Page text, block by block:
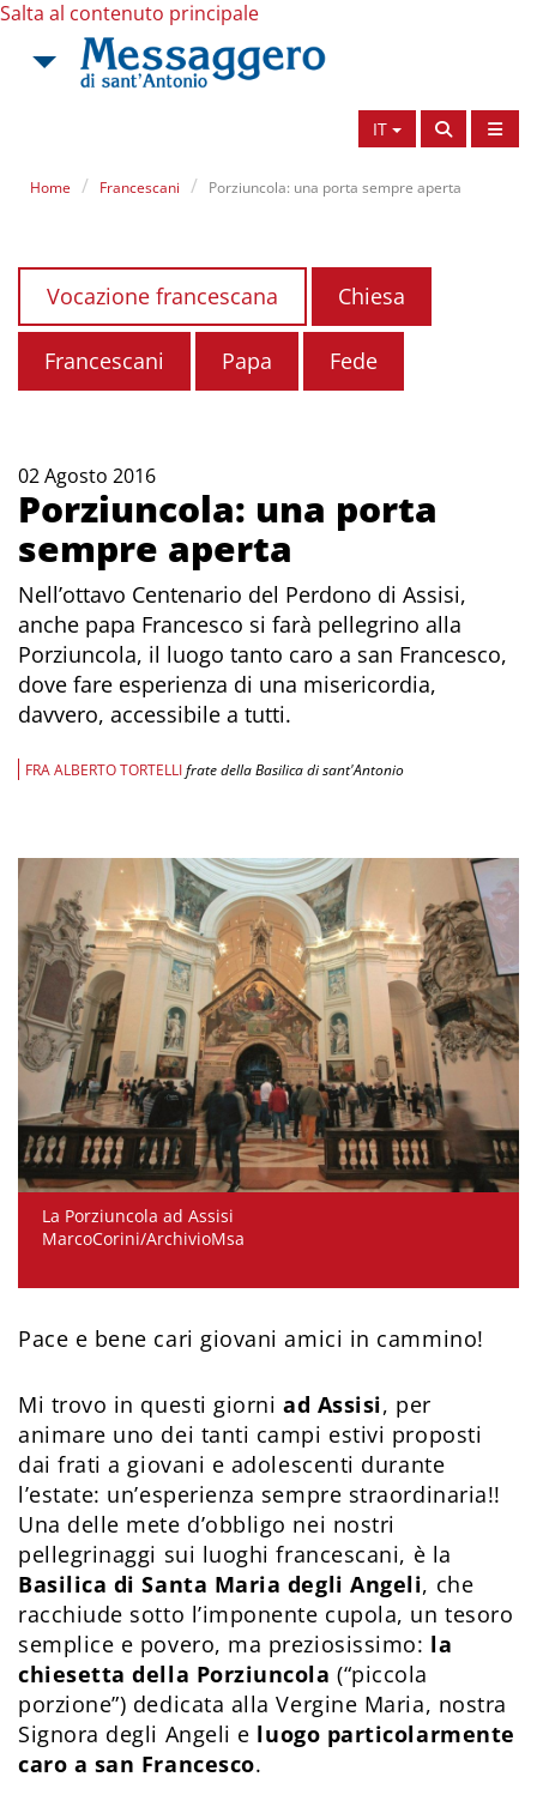
Salta al contenuto principale
IT
Home Francescani Porziuncola: una porta sempre aperta
Vocazione francescana Chiesa
Francescani Papa Fede
02 Agosto 2016
Porziuncola: una porta
sempre aperta
Nell’ottavo Centenario del Perdono di Assisi,
anche papa Francesco si farà pellegrino alla
Porziuncola, il luogo tanto caro a san Francesco,
dove fare esperienza di una misericordia,
davvero, accessibile a tutti.
FRA ALBERTO TORTELLIfrate della Basilica di sant'Antonio
La Porziuncola ad Assisi
MarcoCorini/ArchivioMsa
Pace e bene cari giovani amici in cammino!
Mi trovo in questi giorniad Assisi, per
animare uno dei tanti campi estivi proposti
dai frati a giovani e adolescenti durante
l’estate: un’esperienza sempre straordinaria!!
Una delle mete d’obbligo nei nostri
pellegrinaggi sui luoghi francescani, è la
Basilica di Santa Maria degli Angeli, che
racchiude sotto l’imponente cupola, un tesoro
semplice e povero, ma preziosissimo: la
chiesetta della Porziuncola (“piccola
porzione”) dedicata alla Vergine Maria, nostra
Signora degli Angeli e luogo particolarmente
caro a san Francesco.